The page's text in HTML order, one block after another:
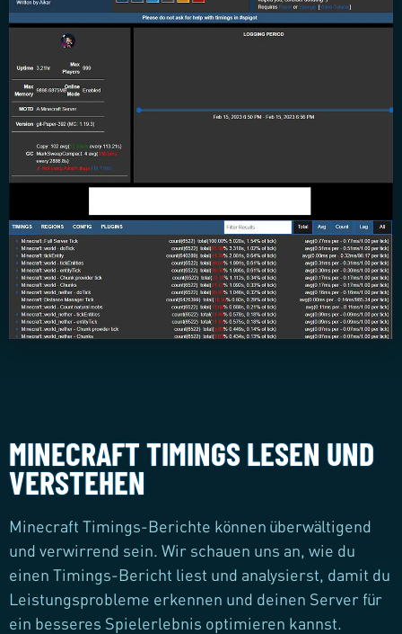
MINECRAFT TIMINGS LESEN UND
VERSTEHEN
Minecraft Timings-Berichte können überwältigend
und verwirrend sein. Wir schauen uns an, wie du
einen Timings-Bericht liest und analysierst, damit du
Leistungsprobleme erkennen und deinen Server für
ein besseres Spielerlebnis optimieren kannst.